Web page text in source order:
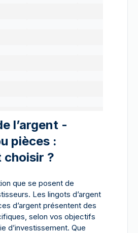
l’argent -
pièces :
choisir ?
que se posent de
Les lingots d’argent
d’argent présentent des
selon vos objectifs
d’investissement. Que